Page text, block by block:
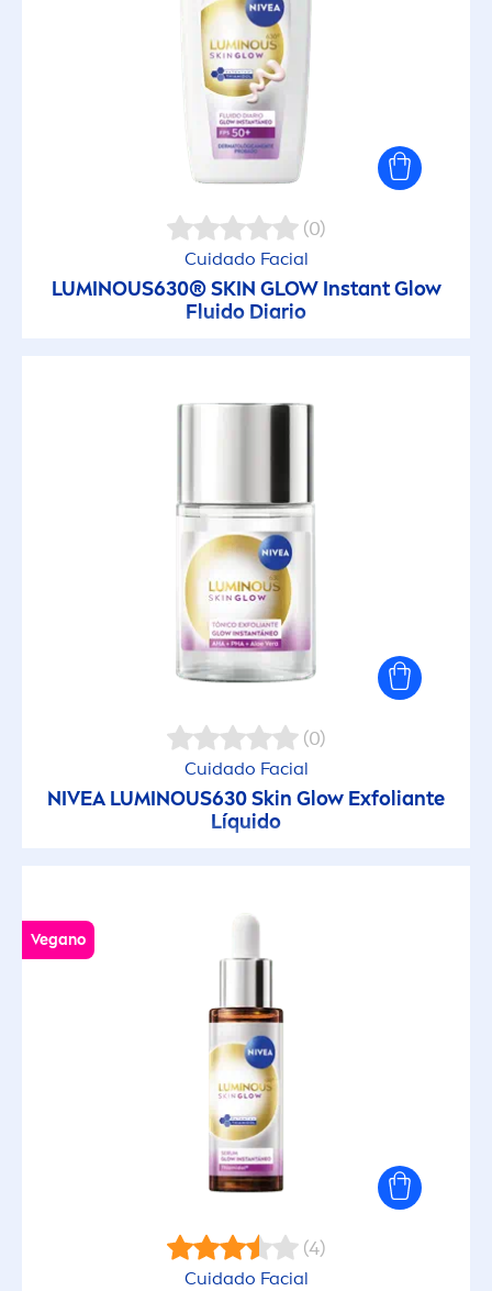
(0)
Cuidado Facial
LUMINOUS630®SKIN GLOW Instant Glow
Fluido Diario
(0)
Cuidado Facial
NIVEA LUMINOUS630Skin Glow Exfoliante
Líquido
Vegano
(4)
Cuidado Facial